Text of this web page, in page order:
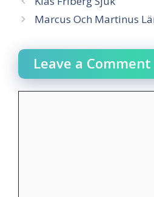
Marcus Och Martinus
Leave a Comment